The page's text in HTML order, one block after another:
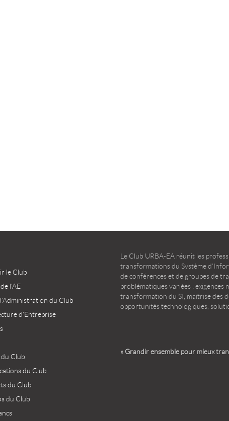
le Club
l’AE
du Club
d’Entreprise
du Club
du Club
du Club
du Club
Le Club URBA-EA réunit les
transformations du Système
de conférences et de groupes de
problématiques variées : exigences
transformation du SI, maîtrise des
opportunités technologiques,
« Grandir ensemble pour mieux